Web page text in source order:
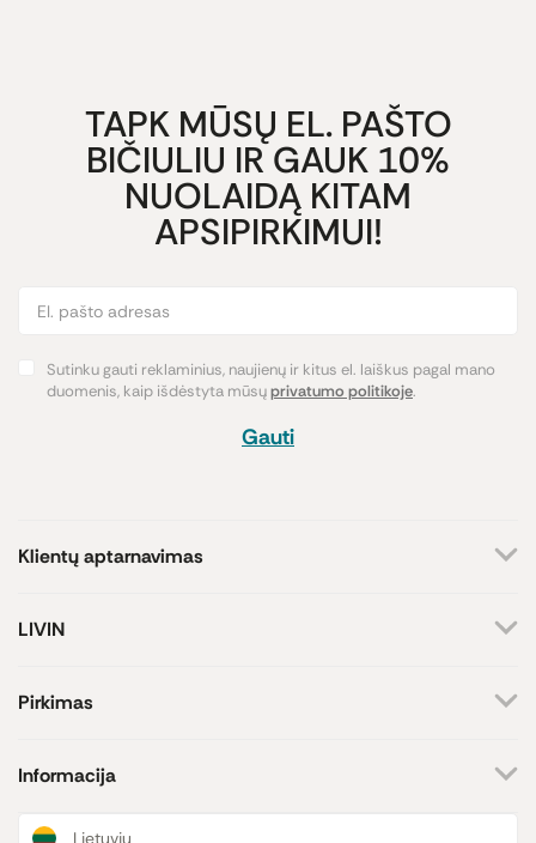
TAPK MŪSŲ EL. PAŠTO
BIČIULIU IR GAUK 10%
NUOLAIDĄ KITAM
APSIPIRKIMUI!
Sutinku gauti reklaminius, naujienų ir kitus el. laiškus pagal mano
duomenis, kaip išdėstyta mūsųprivatumo politikoje.
Gauti
Klientų aptarnavimas
Rašyti užklausą
Atsakome darbo dienomis
LIVIN
Kontaktai
Prekių ženklai
Dovanų kuponai
Pirkimas
Pristatymas
Informacija
Naujienos ir straipsniai
Lietuvių